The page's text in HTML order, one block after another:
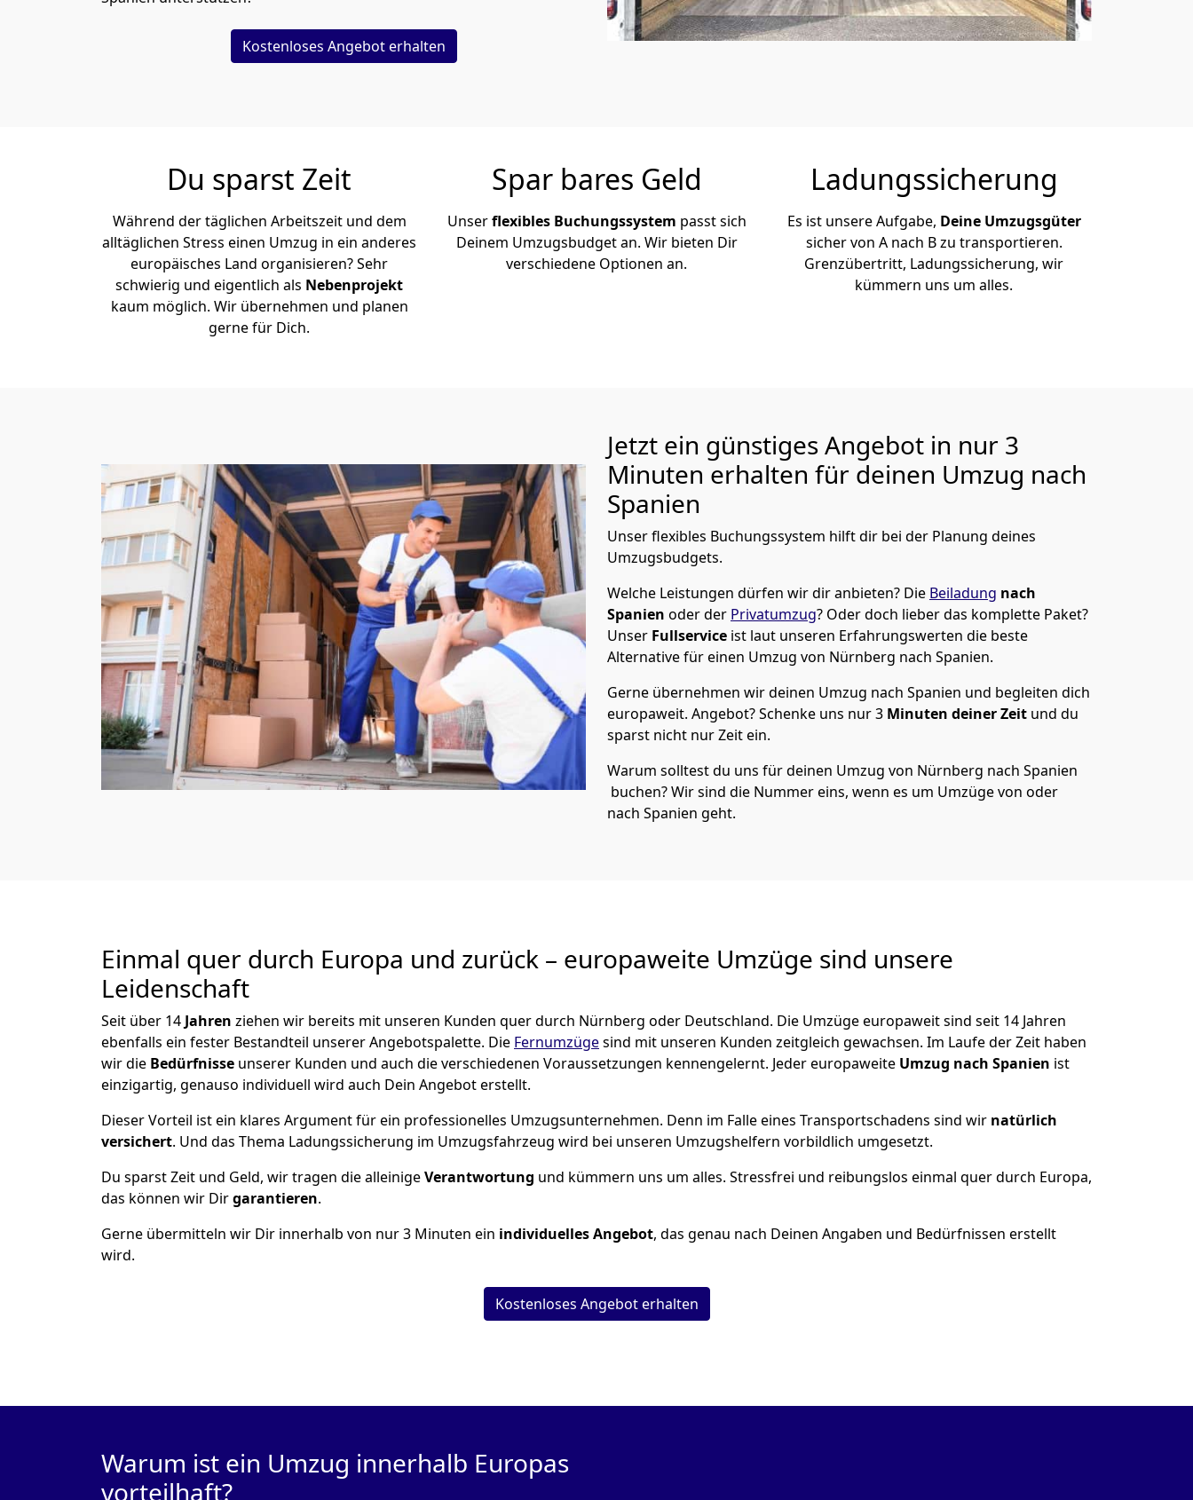
Kostenloses Angebot erhalten
Du sparst Zeit
Während der täglichen Arbeitszeit und dem
alltäglichen Stress einen Umzug in ein anderes
europäisches Land organisieren? Sehr
schwierig und eigentlich als Nebenprojekt
kaum möglich. Wir übernehmen und planen
gerne für Dich.
Spar bares Geld
Unserflexibles Buchungssystem passt sich
Deinem Umzugsbudget an. Wir bieten Dir
verschiedene Optionen an.
Ladungssicherung
Es ist unsere Aufgabe, Deine Umzugsgüter
sicher von A nach B zu transportieren.
Grenzübertritt, Ladungssicherung, wir
kümmern uns um alles.
Jetzt ein günstiges Angebot in nur 3
Minuten erhalten für deinen Umzug nach
Spanien
Unser flexibles Buchungssystem hilft dir bei der Planung deines
Umzugsbudgets.
Welche Leistungen dürfen wir dir anbieten? Die Beiladung nach
Spanien oder der Privatumzug? Oder doch lieber das komplette Paket?
Unser Fullservice ist laut unseren Erfahrungswerten die beste
Alternative für einen Umzug von Nürnberg nach Spanien.
Gerne übernehmen wir deinen Umzug nach Spanien und begleiten dich
europaweit. Angebot? Schenke uns nur3 Minuten deiner Zeit und du
sparst nicht nur Zeit ein.
Warum solltest du uns für deinen Umzug von Nürnberg nach Spanien
buchen? Wir sind die Nummer eins, wenn es um Umzüge von oder
nach Spanien geht.
Einmal quer durch Europa und zurück – europaweite Umzüge sind unsere
Leidenschaft
Seit über 14 Jahren ziehen wir bereits mit unseren Kunden quer durch Nürnberg oder Deutschland. Die Umzüge europaweit sind seit 14 Jahren
ebenfalls ein fester Bestandteil unserer Angebotspalette. Die Fernumzügesind mit unseren Kunden zeitgleich gewachsen. Im Laufe der Zeit haben
wir die Bedürfnisse unserer Kunden und auch die verschiedenen Voraussetzungen kennengelernt. Jeder europaweite Umzug nach Spanien ist
einzigartig, genauso individuell wird auch Dein Angebot erstellt.
Dieser Vorteil ist ein klares Argument für ein professionelles Umzugsunternehmen. Denn im Falle eines Transportschadens sind wir natürlich
versichert. Und das Thema Ladungssicherung im Umzugsfahrzeug wird bei unseren Umzugshelfern vorbildlich umgesetzt.
Du sparst Zeit und Geld, wir tragen die alleinigeVerantwortung und kümmern uns um alles. Stressfrei und reibungslos einmal quer durch Europa,
das können wir Dirgarantieren.
Gerne übermitteln wir Dir innerhalb von nur3 Minuten ein individuelles Angebot, das genau nach Deinen Angaben und Bedürfnissen erstellt
wird.
Kostenloses Angebot erhalten
Warum ist ein Umzug innerhalb Europas
vorteilhaft?